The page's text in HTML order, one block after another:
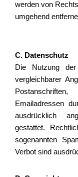
werden von
umgehend
C. Datenschutz
Die Nutzung
vergleichbarer
Emailadressen
ausdrücklich
gestattet.
sogenannten
Verbot sind